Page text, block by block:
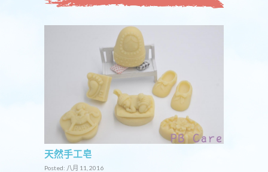
天然手工皂
Posted: 八月 11, 2016